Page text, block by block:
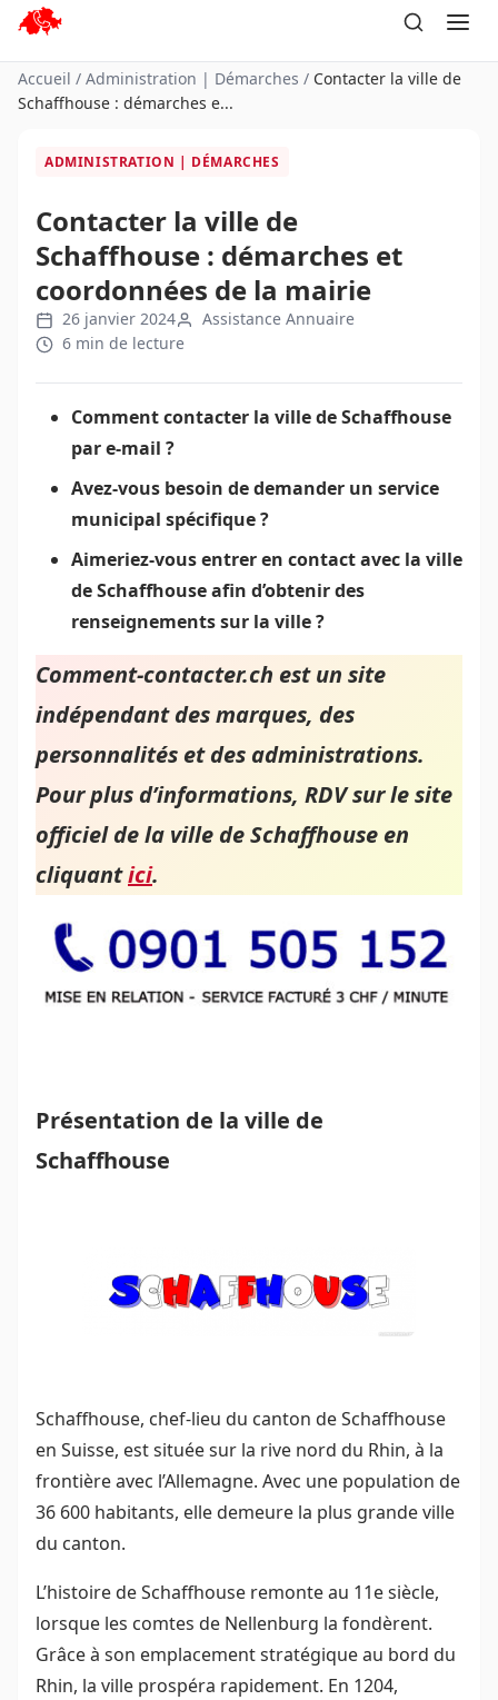
Aller
contenu
Accueil / Administration | Démarches / Contacter la ville de
Schaffhouse : démarches e...
ADMINISTRATION | DÉMARCHES
Contacter la ville de
Schaffhouse : démarches et
coordonnées de la mairie
26 janvier 2024
Assistance Annuaire
6 min de lecture
Comment contacter la ville de Schaffhouse
par e-mail ?
Avez-vous besoin de demander un service
municipal spécifique ?
Aimeriez-vous entrer en contact avec la ville
de Schaffhouse afin d’obtenir des
renseignements sur la ville ?
Comment-contacter.ch est un site
indépendant des marques, des
personnalités et des administrations.
Pour plus d’informations, RDV sur le site
officiel de la ville de Schaffhouse en
cliquantici.
Présentation de la ville de
Schaffhouse
Schaffhouse, chef-lieu du canton de Schaffhouse
en Suisse, est située sur la rive nord du Rhin, à la
frontière avec l’Allemagne. Avec une population de
36 600 habitants, elle demeure la plus grande ville
du canton.
L’histoire de Schaffhouse remonte au 11e siècle,
lorsque les comtes de Nellenburg la fondèrent.
Grâce à son emplacement stratégique au bord du
Rhin, la ville prospéra rapidement. En 1204,